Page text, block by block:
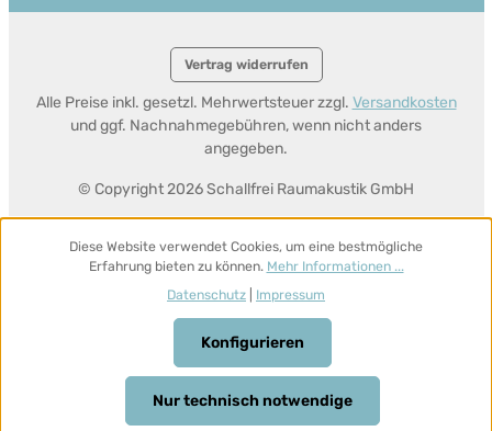
Vertrag widerrufen
© Copyright 2026 Schallfrei Raumakustik GmbH
Alle Preise inkl. gesetzl. Mehrwertsteuer zzgl. Versandkosten
und ggf. Nachnahmegebühren, wenn nicht anders
angegeben.
Diese Website verwendet Cookies, um eine bestmögliche
Erfahrung bieten zu können. Mehr Informationen ...
Datenschutz
Impressum
Nur technisch notwendige
Konfigurieren